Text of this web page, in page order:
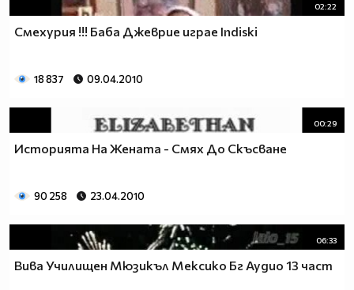
02:22
Смехурия !!! Баба Джеврие играе Indiski
18 837 09.04.2010
00:29
Историята На Жената - Смях До Скъсване
90 258 23.04.2010
06:33
Вива Училищен Мюзикъл Мексико Бг Аудио 13 част